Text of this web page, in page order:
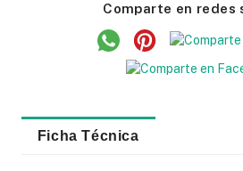
Comparte en redes
Ficha Técnica